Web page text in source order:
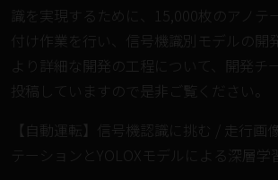
識を実現するために、15,000枚のアノテ
付け作業を行い、信号機識別モデルの開
より詳細な開発の工程について、開発チ
投稿していますので是非ご覧ください。
【自動運転】信号機認識に挑む / 走行画
テーションとYOLOXモデルによる深層学